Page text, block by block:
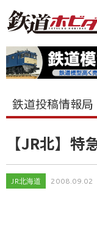
鉄道投稿情報局
【JR北】
JR北海道 2008.09.02